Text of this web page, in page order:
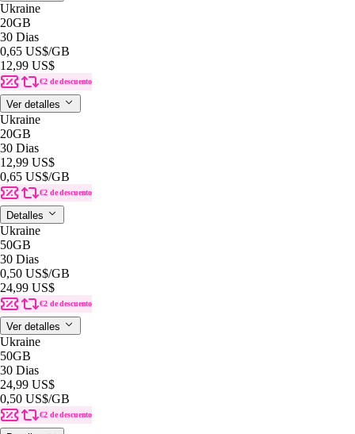
Ukraine
20GB
30 Dias
0,65 US$/GB
12,99 US$
€2 de descuento
Ver detalles
Ukraine
20GB
30 Dias
12,99 US$
0,65 US$/GB
€2 de descuento
Detalles
Ukraine
50GB
30 Dias
0,50 US$/GB
24,99 US$
€2 de descuento
Ver detalles
Ukraine
50GB
30 Dias
24,99 US$
0,50 US$/GB
€2 de descuento